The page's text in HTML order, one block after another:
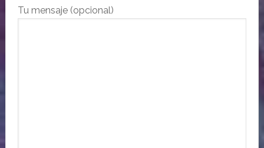
Tu mensaje (opcional)